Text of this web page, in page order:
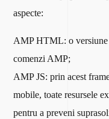
aspecte:
AMP HTML: o
comenzi AMP;
AMP JS: prin acest
mobile, toate resursele
pentru a preveni